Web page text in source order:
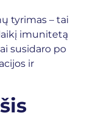
tyrimas – tai
imunitetą
susidaro po
ir